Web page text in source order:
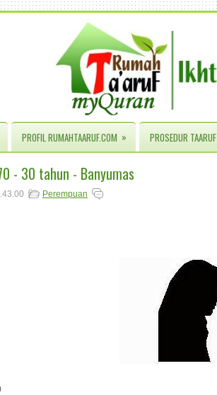
PROFIL RUMAHTAARUF.COM » PROSEDUR TAARUF
- 30 tahun - Banyumas
Perempuan